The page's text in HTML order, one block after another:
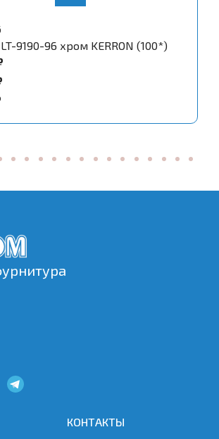
9190-96 хром KERRON (100*)
КОНТАКТЫ